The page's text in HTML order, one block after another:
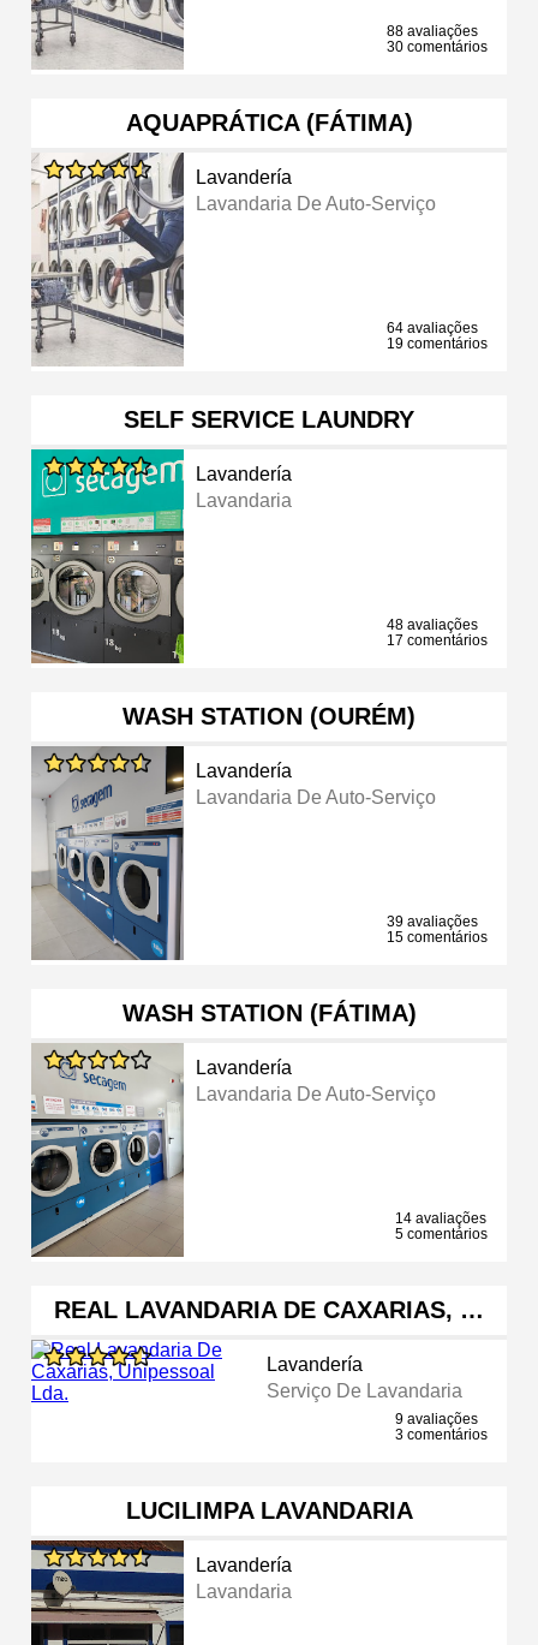
88 avaliações
30 comentários
AQUAPRÁTICA (FÁTIMA)
Lavandería
Lavandaria De Auto-Serviço
64 avaliações
19 comentários
SELF SERVICE LAUNDRY
Lavandería
Lavandaria
48 avaliações
17 comentários
WASH STATION (OURÉM)
Lavandería
Lavandaria De Auto-Serviço
39 avaliações
15 comentários
WASH STATION (FÁTIMA)
Lavandería
Lavandaria De Auto-Serviço
14 avaliações
5 comentários
REAL LAVANDARIA DE CAXARIAS, …
Lavandería
Serviço De Lavandaria
9 avaliações
3 comentários
LUCILIMPA LAVANDARIA
Lavandería
Lavandaria